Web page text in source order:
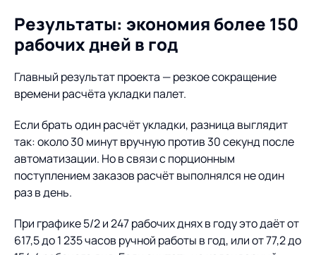
Результаты: экономия более 150
рабочих дней в год
Главный результат проекта — резкое сокращение
времени расчёта укладки палет.
Если брать один расчёт укладки, разница выглядит
так: около 30 минут вручную против 30 секунд после
автоматизации. Но в связи с порционным
поступлением заказов расчёт выполнялся не один
раз в день.
При графике 5/2 и 247 рабочих днях в году это даёт от
617,5 до 1 235 часов ручной работы в год, или от 77,2 до